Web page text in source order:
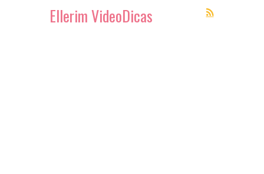
Ellerim VideoDicas